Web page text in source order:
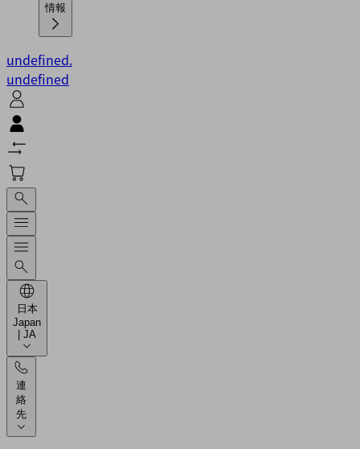
情報
undefined.
undefined
日本
Japan
| JA
連
絡
先